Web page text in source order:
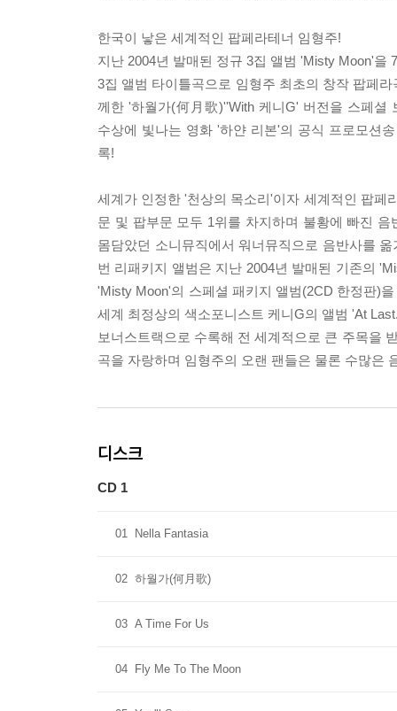
한국이 낳은 세계적인 팝페라테너 임형주!
지난 2004년 발매된 정규 3집 앨범 'Misty Moon'을
3집 앨범 타이틀곡으로 임형주 최초의 창작 팝페
께한 '하월가(何月歌)''With 케니G' 버전을 스페셜
수상에 빛나는 영화 '하얀 리본'의 공식 프로모션
록!
세계가 인정한 '천상의 목소리'이자 세계적인 팝페
문 및 팝부문 모두 1위를 차지하며 불황에 빠진
몸담았던 소니뮤직에서 워너뮤직으로 음반사를
번 리패키지 앨범은 지난 2004년 발매된 기존의
'Misty Moon'의 스페셜 패키지 앨범(2CD 한정판)
세계 최정상의 색소포니스트 케니G의 앨범 'At
보너스트랙으로 수록해 전 세계적으로 큰 주목을
곡을 자랑하며 임형주의 오랜 팬들은 물론 수많은
디스크
CD 1
01 Nella Fantasia
02 하월가(何月歌)
03 A Time For Us
04 Fly Me To The Moon